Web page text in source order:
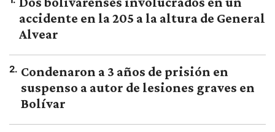
accidente en la 205 a la altura de General
Alvear
2. Condenaron a 3 años de prisión en
suspenso a autor de lesiones graves en
Bolívar